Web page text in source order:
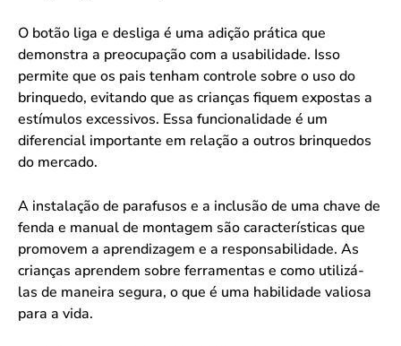
O botão liga e desliga é uma adição prática que
demonstra a preocupação com a usabilidade. Isso
permite que os pais tenham controle sobre o uso do
brinquedo, evitando que as crianças fiquem expostas a
estímulos excessivos. Essa funcionalidade é um
diferencial importante em relação a outros brinquedos
do mercado.
A instalação de parafusos e a inclusão de uma chave de
fenda e manual de montagem são características que
promovem a aprendizagem e a responsabilidade. As
crianças aprendem sobre ferramentas e como utilizá-
las de maneira segura, o que é uma habilidade valiosa
para a vida.